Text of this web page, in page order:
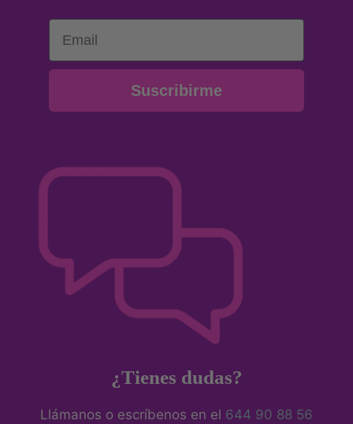
Email
Suscribirme
¿Tienes dudas?
Llámanos o escríbenos en el 644 90 88 56